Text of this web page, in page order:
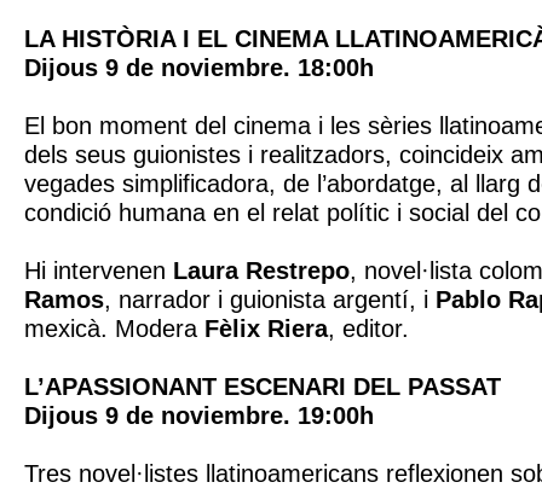
LA HISTÒRIA I EL CINEMA
Dijous 9 de noviembre. 18:00h
El bon moment del cinema i les sèries
dels seus guionistes i realitzadors, coincideix
vegades simplificadora, de l’abordatge, al llarg
condició humana en el relat polític i social del
Hi intervenen Laura Restrepo, novel·lista
Ramos, narrador i guionista argentí, i Pablo
mexicà. Modera Fèlix Riera, editor.
L’APASSIONANT ESCENARI DEL PASSAT
Dijous 9 de noviembre. 19:00h
Tres novel·listes llatinoamericans reflexionen